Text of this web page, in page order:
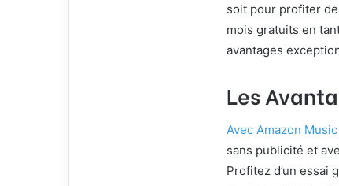
soit pour profiter de
mois gratuits en
avantages
Les
Avec Amazon
sans publicité et
Profitez d’un